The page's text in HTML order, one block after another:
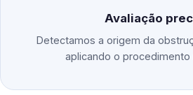
Avaliação
Detectamos a origem da
aplicando o procedimento